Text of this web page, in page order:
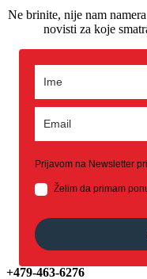
Ne brinite, nije nam
novisti za koje
Prijavom na Newsletter
Želim da primam
+479-463-6276